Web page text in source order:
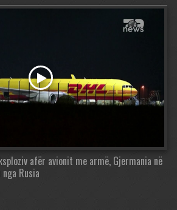
afër avionit me armë, Gjermania në
Rusia